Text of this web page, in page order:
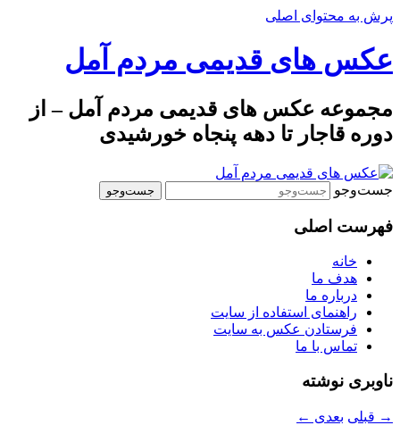
پرش به محتوای اصلی
عکس های قدیمی مردم آمل
مجموعه عکس های قدیمی مردم آمل – از
دوره قاجار تا دهه پنجاه خورشیدی
جست‌وجو
فهرست اصلی
خانه
هدف ما
درباره ما
راهنمای استفاده از سایت
فرستادن عکس به سایت
تماس با ما
ناوبری نوشته
→ قبلی بعدی ←